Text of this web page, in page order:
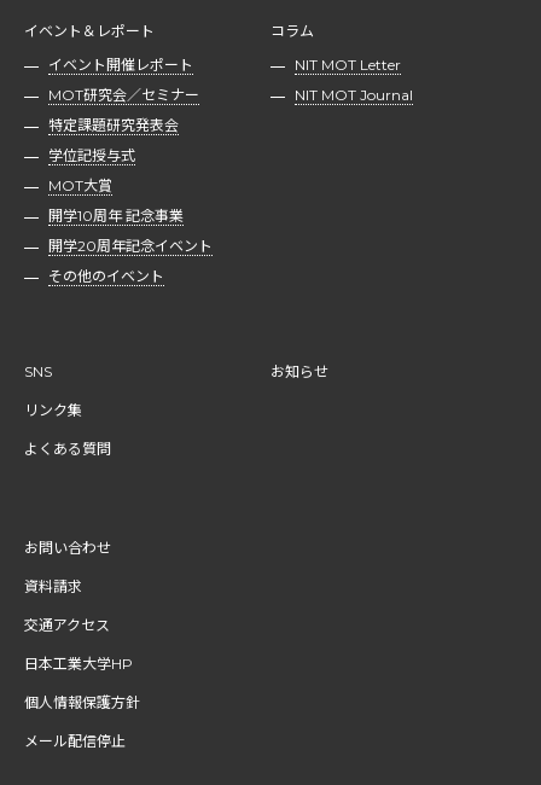
イベント＆レポート
イベント開催レポート
MOT研究会／セミナー
特定課題研究発表会
学位記授与式
MOT大賞
開学10周年 記念事業
開学20周年記念イベント
その他のイベント
コラム
NIT MOT Letter
NIT MOT Journal
SNS
リンク集
よくある質問
お知らせ
お問い合わせ
資料請求
交通アクセス
日本工業大学HP
個人情報保護方針
メール配信停止